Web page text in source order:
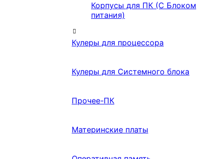
Корпусы для ПК (С Блоком
питания)
Кулеры для процессора
Кулеры для Системного блока
Прочее-ПК
Материнские платы